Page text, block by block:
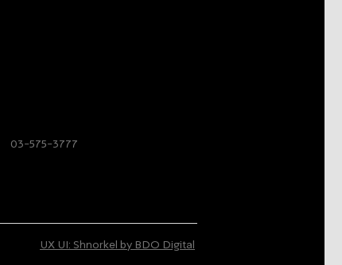
03-575-3777
UX UI: Shnorkel by BDO Digital